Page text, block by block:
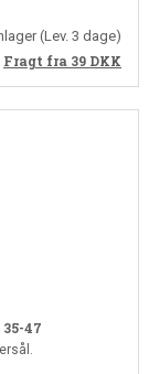
(Lev. 3 dage)
Fragt fra 39 DKK
47